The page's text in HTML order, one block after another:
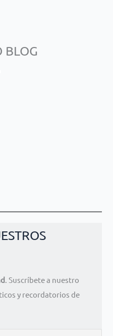
BLOG
. Suscríbete a nuestro
y recordatorios de